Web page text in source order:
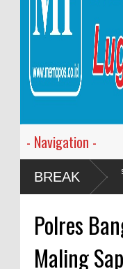
BREAK
Subsidi Tegal Besar
Polres
Maling